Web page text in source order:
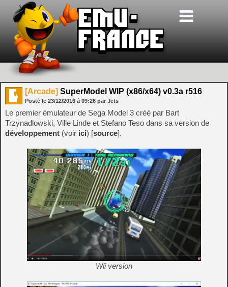
[Arcade] SuperModel WIP (x86/x64) v0.3a r516
Posté le 23/12/2016 à 09:26 par Jets
Le premier émulateur de Sega Model 3 créé par Bart
Trzynadlowski, Ville Linde et Stefano Teso dans sa version de
développement (voir ici) [source].
Wii version